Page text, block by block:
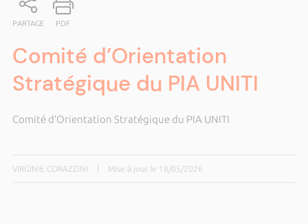
PARTAGE PDF
Comité d’Orientation
Stratégique du PIA UNITI
Comité d’Orientation Stratégique du PIA UNITI
VIRGINIE CORAZZINI Mise à jour le 18/05/2026